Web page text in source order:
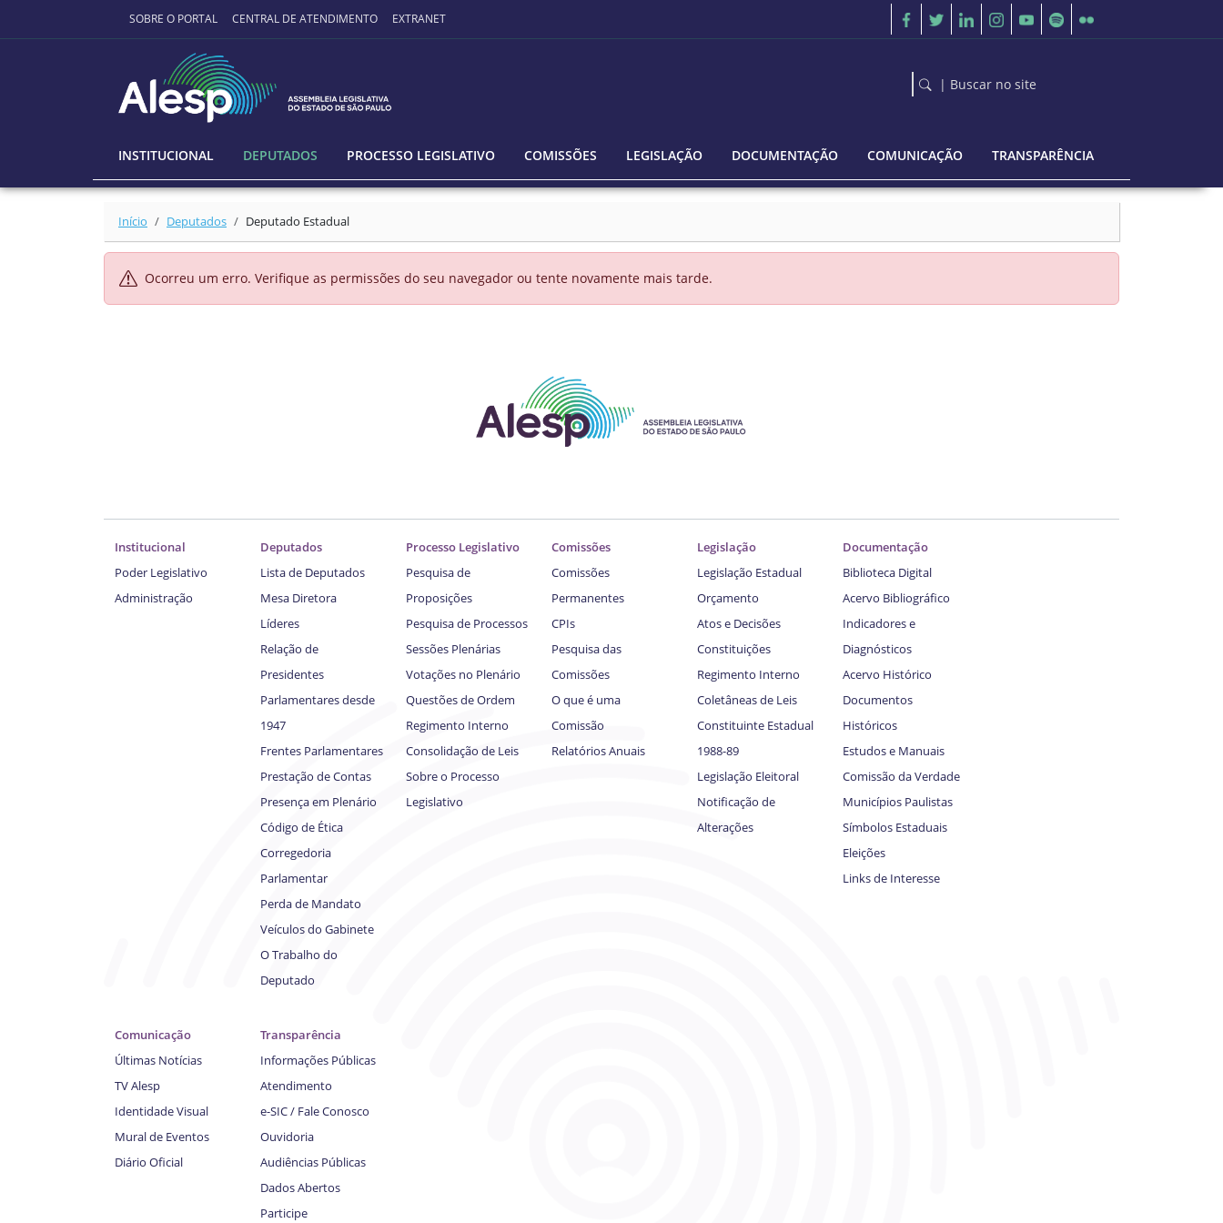
Ir para o conteúdo principal
SOBRE O PORTAL CENTRAL DE ATENDIMENTO EXTRANET
| Buscar no site
INSTITUCIONAL DEPUTADOS PROCESSO LEGISLATIVO COMISSÕES LEGISLAÇÃO DOCUMENTAÇÃO COMUNICAÇÃO TRANSPARÊNCIA
Início Deputados Deputado Estadual
Ocorreu um erro. Verifique as permissões do seu navegador ou tente novamente mais tarde.
Institucional
Poder Legislativo
Administração
Deputados
Lista de Deputados
Mesa Diretora
Líderes
Relação de
Presidentes
Parlamentares desde
1947
Frentes Parlamentares
Prestação de Contas
Presença em Plenário
Código de Ética
Corregedoria
Parlamentar
Perda de Mandato
Veículos do Gabinete
O Trabalho do
Deputado
Processo Legislativo
Pesquisa de
Proposições
Pesquisa de Processos
Sessões Plenárias
Votações no Plenário
Questões de Ordem
Regimento Interno
Consolidação de Leis
Sobre o Processo
Legislativo
Comissões
Comissões
Permanentes
CPIs
Pesquisa das
Comissões
O que é uma
Comissão
Relatórios Anuais
Legislação
Legislação Estadual
Orçamento
Atos e Decisões
Constituições
Regimento Interno
Coletâneas de Leis
Constituinte Estadual
1988-89
Legislação Eleitoral
Notificação de
Alterações
Documentação
Biblioteca Digital
Acervo Bibliográfico
Indicadores e
Diagnósticos
Acervo Histórico
Documentos
Históricos
Estudos e Manuais
Comissão da Verdade
Municípios Paulistas
Símbolos Estaduais
Eleições
Links de Interesse
Comunicação
Últimas Notícias
TV Alesp
Identidade Visual
Mural de Eventos
Diário Oficial
Transparência
Informações Públicas
Atendimento
e-SIC / Fale Conosco
Ouvidoria
Audiências Públicas
Dados Abertos
Participe